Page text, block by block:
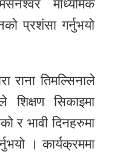
माध्यमिक
प्रशंसा गर्नुभयो
राना तिमल्सिनाले
शिक्षण सिकाइमा
र भावी दिनहरुमा
। कार्यक्रममा